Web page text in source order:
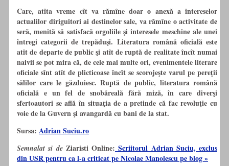
Care, atîta vreme cît va rămîne doar o anexă a intereselor
actualilor diriguitori ai destinelor sale, va rămîne o activitate de
seră, menită să satisfacă orgoliile şi interesele meschine ale unei
întregi categorii de trepăduşi. Literatura română oficială este
atît de departe de public şi atît de ruptă de realitate încît numai
naivii se pot mira că, de cele mai multe ori, evenimentele literare
oficiale sînt atît de plicticoase încît se scorojeşte varul pe pereţii
sălilor care le găzduiesc. Ruptă de public, literatura română
oficială e un fel de snobăreală fără miză, în care diverşi
sfertoautori se află în situaţia de a pretinde că fac revoluţie cu
voie de la Guvern şi avangardă cu bani de la stat.
Sursa: Adrian Suciu.ro
Semnalat si de Ziaristi Online: Scriitorul Adrian Suciu, exclus
din USR pentru ca l-a criticat pe Nicolae Manolescu pe blog »